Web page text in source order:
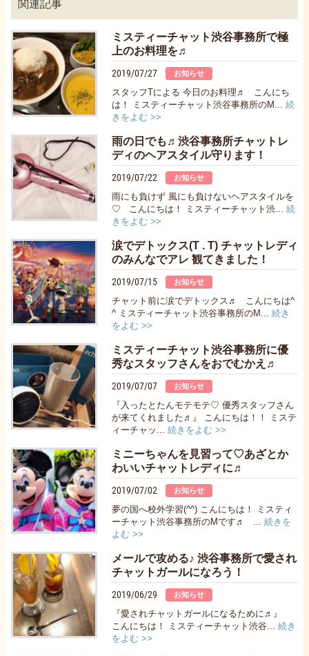
関連記事
ミスティーチャット渋谷事務所で極
上のお料理を♬
2019/07/27 お知らせ
スタッフTによる 今日のお料理♬ こんにち
は！ ミスティーチャット渋谷事務所のM... 続
きをよむ >>
雨の日でも♬渋谷事務所チャットレ
ディのヘアスタイル守ります！
2019/07/22 お知らせ
雨にも負けず 風にも負けないヘアスタイルを
♡ こんにちは！ ミスティーチャット渋... 続
きをよむ >>
涙でデトックス(T . T) チャットレディ
のみんなでアレ 観てきました！
2019/07/15 お知らせ
チャット前に涙でデトックス♬ こんにちは^
^ ミスティーチャット渋谷事務所のM... 続き
をよむ >>
ミスティーチャット渋谷事務所に優
秀なスタッフさんをおでむかえ♬
2019/07/07 お知らせ
『入ったとたんモテモテ♡ 優秀スタッフさん
が来てくれました♬』 こんにちは！！ ミステ
ィーチャッ... 続きをよむ >>
ミニーちゃんを見習って♡あざとか
わいいチャットレディに♬
2019/07/02 お知らせ
夢の国へ校外学習(^^) こんにちは！ ミスティ
ーチャット渋谷事務所のMです♬ ... 続きを
よむ >>
メールで攻める♪ 渋谷事務所で愛され
チャットガールになろう！
2019/06/29 お知らせ
『愛されチャットガールになるために♬』
こんにちは！ ミスティーチャット渋谷... 続き
をよむ >>